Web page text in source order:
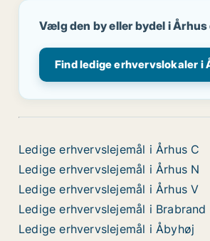
Vælg den by eller bydel i
Find ledige erhvervslokaler i
Ledige erhvervslejemål i Århus C
Ledige erhvervslejemål i Århus N
Ledige erhvervslejemål i Århus V
Ledige erhvervslejemål i Brabrand
Ledige erhvervslejemål i Åbyhøj